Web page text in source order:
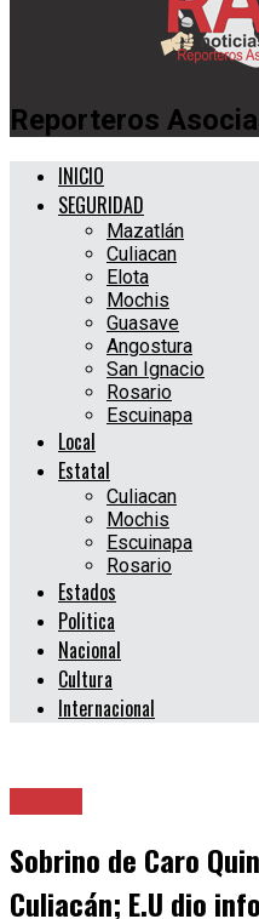
Reporteros
INICIO
SEGURIDAD
Mazatlán
Culiacan
Elota
Mochis
Guasave
Angostura
San Ignacio
Rosario
Escuinapa
Local
Estatal
Culiacan
Mochis
Escuinapa
Rosario
Estados
Politica
Nacional
Cultura
Internacional
Sobrino de Caro
Culiacán; E.U dio